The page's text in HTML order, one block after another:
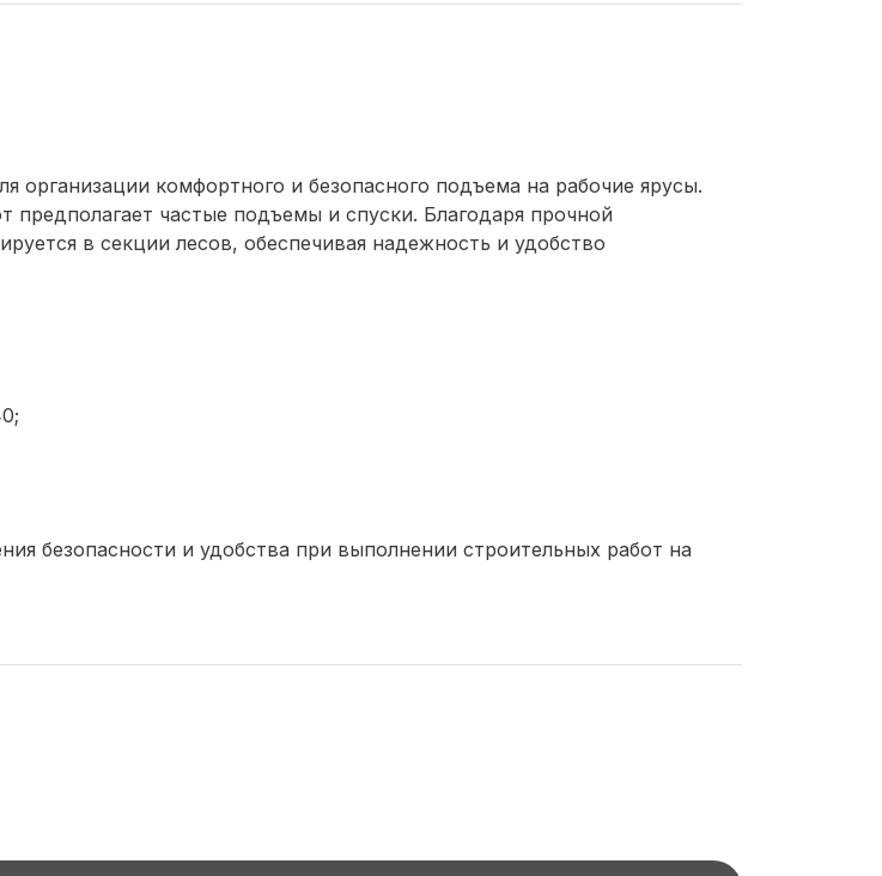
комфортного и безопасного подъема на рабочие ярусы.
предполагает частые подъемы и спуски. Благодаря прочной
в секции лесов, обеспечивая надежность и удобство
безопасности и удобства при выполнении строительных работ на